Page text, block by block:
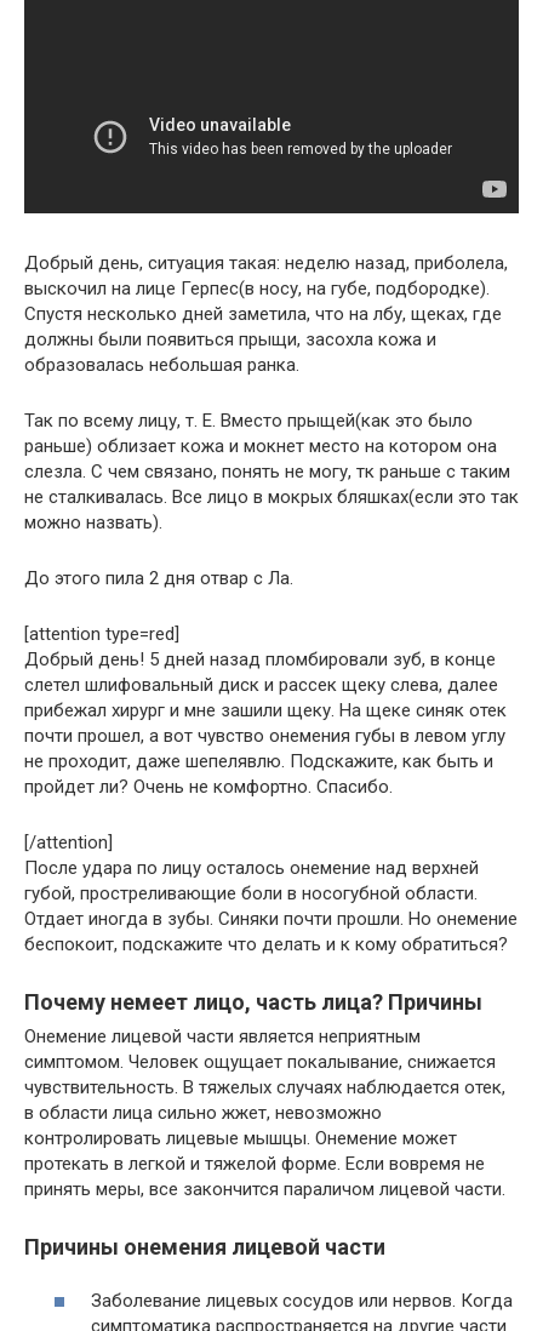
Добрый день, ситуация такая: неделю назад, приболела,
выскочил на лице Герпес(в носу, на губе, подбородке).
Спустя несколько дней заметила, что на лбу, щеках, где
должны были появиться прыщи, засохла кожа и
образовалась небольшая ранка.
Так по всему лицу, т. Е. Вместо прыщей(как это было
раньше) облизает кожа и мокнет место на котором она
слезла. С чем связано, понять не могу, тк раньше с таким
не сталкивалась. Все лицо в мокрых бляшках(если это так
можно назвать).
До этого пила 2 дня отвар с Ла.
[attention type=red]
Добрый день! 5 дней назад пломбировали зуб, в конце
слетел шлифовальный диск и рассек щеку слева, далее
прибежал хирург и мне зашили щеку. На щеке синяк отек
почти прошел, а вот чувство онемения губы в левом углу
не проходит, даже шепелявлю. Подскажите, как быть и
пройдет ли? Очень не комфортно. Спасибо.
[/attention]
После удара по лицу осталось онемение над верхней
губой, простреливающие боли в носогубной области.
Отдает иногда в зубы. Синяки почти прошли. Но онемение
беспокоит, подскажите что делать и к кому обратиться?
Почему немеет лицо, часть лица? Причины
Онемение лицевой части является неприятным
симптомом. Человек ощущает покалывание, снижается
чувствительность. В тяжелых случаях наблюдается отек,
в области лица сильно жжет, невозможно
контролировать лицевые мышцы. Онемение может
протекать в легкой и тяжелой форме. Если вовремя не
принять меры, все закончится параличом лицевой части.
Причины онемения лицевой части
Заболевание лицевых сосудов или нервов. Когда
симптоматика распространяется на другие части